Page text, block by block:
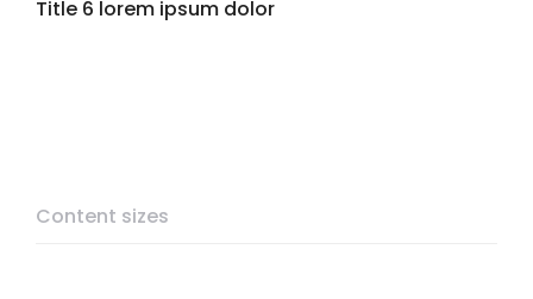
Title 6 lorem ipsum dolor
Content sizes